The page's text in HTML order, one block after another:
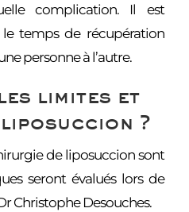
complication. Il est
temps de récupération
personne à l’autre.
limites et
?
de liposuccion sont
seront évalués lors de
Christophe Desouches.